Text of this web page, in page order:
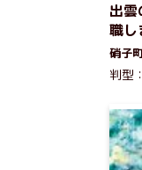
出
職し
硝子
判型